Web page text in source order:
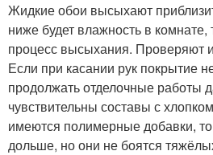
Жидкие обои высыхают
ниже будет влажность в
процесс высыхания. Проверяют
Если при касании рук покрытие
продолжать отделочные работы
чувствительны составы с
имеются полимерные добавки, то
дольше, но они не боятся